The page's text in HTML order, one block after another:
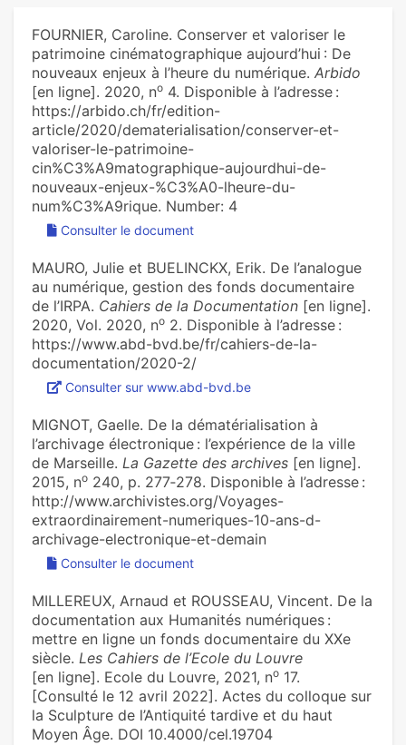
FOURNIER, Caroline. Conserver et valoriser le
patrimoine cinématographique aujourd’hui : De
nouveaux enjeux à l’heure du numérique. Arbido
[en ligne]. 2020, no 4. Disponible à l’adresse :
https://arbido.ch/fr/edition-
article/2020/dematerialisation/conserver-et-
valoriser-le-patrimoine-
cin%C3%A9matographique-aujourdhui-de-
nouveaux-enjeux-%C3%A0-lheure-du-
num%C3%A9rique. Number: 4
Consulter le document
MAURO, Julie et BUELINCKX, Erik. De l’analogue
au numérique, gestion des fonds documentaire
de l’IRPA. Cahiers de la Documentation [en ligne].
2020, Vol. 2020, no 2. Disponible à l’adresse :
https://www.abd-bvd.be/fr/cahiers-de-la-
documentation/2020-2/
Consulter sur www.abd-bvd.be
MIGNOT, Gaelle. De la dématérialisation à
l’archivage électronique : l’expérience de la ville
de Marseille. La Gazette des archives [en ligne].
2015, no 240, p. 277‑278. Disponible à l’adresse :
http://www.archivistes.org/Voyages-
extraordinairement-numeriques-10-ans-d-
archivage-electronique-et-demain
Consulter le document
MILLEREUX, Arnaud et ROUSSEAU, Vincent. De la
documentation aux Humanités numériques :
mettre en ligne un fonds documentaire du XXe
siècle. Les Cahiers de l’Ecole du Louvre
[en ligne]. Ecole du Louvre, 2021, no 17.
[Consulté le 12 avril 2022]. Actes du colloque sur
la Sculpture de l’Antiquité tardive et du haut
Moyen Âge. DOI 10.4000/cel.19704